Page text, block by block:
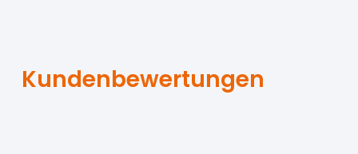
Kundenbewertungen